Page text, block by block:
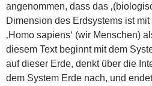
angenommen, dass das
Dimension des Erdsystems ist
‚Homo sapiens‘ (wir Menschen)
diesem Text beginnt mit dem
auf dieser Erde, denkt über die
dem System Erde nach, und